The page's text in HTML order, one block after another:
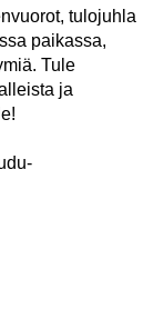
tulojuhla
paikassa,
Tule
ja